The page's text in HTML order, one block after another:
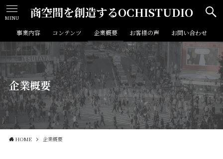
商空間を創造するOCHISTUDIO
MENU
事業内容 コンテンツ 企業概要 お客様の声 お問い合わせ
企業概要
HOME 企業概要